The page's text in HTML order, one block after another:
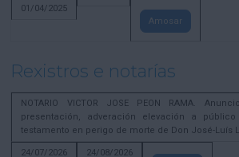
01/04/2025
Amosar
Rexistros e notarías
NOTARIO VICTOR JOSE PEON RAMA.
presentación, adveración elevación a
testamento en perigo de morte de Don José-Luís
24/07/2026
24/08/2026